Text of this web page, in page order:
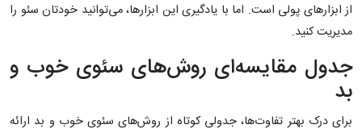
از ابزارهای پولی است. اما با یادگیری این ابزارها، می‌توانید خودتان سئو را
مدیریت کنید.
جدول مقایسه‌ای روش‌های سئوی خوب و
بد
برای درک بهتر تفاوت‌ها، جدولی کوتاه از روش‌های سئوی خوب و بد ارائه